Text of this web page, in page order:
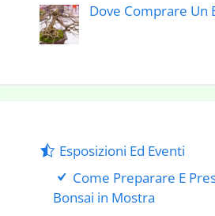
Dove Comprare Un
Esposizioni Ed Eventi
Come Preparare E
Bonsai in Mostra